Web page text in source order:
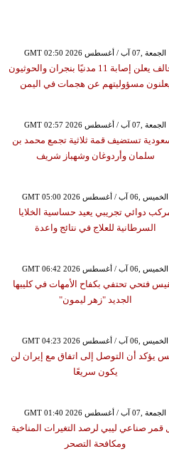
GMT 02:50 2026 الجمعة ,07 آب / أغسطس
التحالف يعلن إصابة 11 مدنيًا بنجران والحوثيون
مسؤوليتهم عن هجمات في اليمن
GMT 02:57 2026 الجمعة ,07 آب / أغسطس
تستضيف قمة ثلاثية تجمع محمد بن
سلمان وأردوغان وشهباز شريف
GMT 05:00 2026 الخميس ,06 آب / أغسطس
دوائي تجريبي يعيد حساسية الخلايا
السرطانية للعلاج في نتائج واعدة
GMT 06:42 2026 الخميس ,06 آب / أغسطس
فتحي تحتفي بكفاح الأمهات في كليبها
الجديد "زهر ليمون"
GMT 04:23 2026 الخميس ,06 آب / أغسطس
يؤكد أن التوصل إلى اتفاق مع إيران لن
يكون سريعًا
GMT 01:40 2026 الجمعة ,07 آب / أغسطس
قمر صناعي ليبي لرصد التغيرات المناخية
ومكافحة التصحر